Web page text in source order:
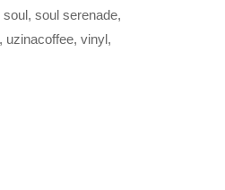
soul soul serenade
uzinacoffee vinyl